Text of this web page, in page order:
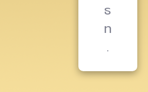
ธ
ท
.